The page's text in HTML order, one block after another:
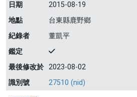
日期
2015-08-19
地點
台東縣鹿野鄉
紀錄者
董凱平
鑑定
最後修改於 2023-08-02
識別號
27510 (nid)